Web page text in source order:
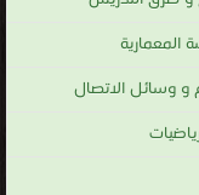
و وسائل الاتصال